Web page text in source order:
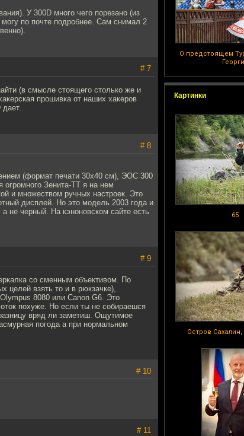
О предстоящем
Картинки
65
Остров
У 300D много чего порезано (из
по почте подробнее. Сам снимал 2
# 7
(в смысле стоящего столько же и
прошивка от наших хакеров
дает.
# 8
(формат печати 30х40 см), ЭОС 300
Зенита-ТТ я на нем
и множеством ручных настроек. Это
дисплей. Но это модель 2003 года и
не черный. На кэноновском сайте есть
# 9
со сменным объективом. По
целей взять то и в рюкзачке),
8080 или Canon G6. Это
похуже. Но если ты не собираешся
вряд ли заметиш. Ощутимое
погода а при нормальном
# 10
# 11